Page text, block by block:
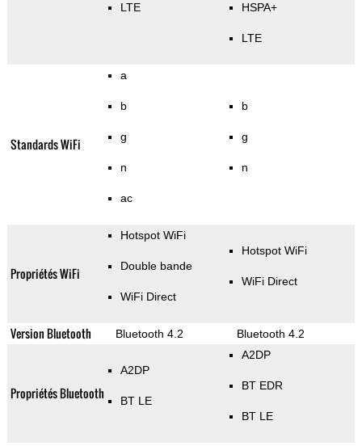
LTE HSPA+
LTE
Standards WiFi
a
b
g
n
ac
b
g
n
Propriétés WiFi
Hotspot WiFi
Double bande
WiFi Direct
Hotspot WiFi
WiFi Direct
Version Bluetooth Bluetooth 4.2 Bluetooth 4.2
Propriétés Bluetooth
A2DP
BT LE
A2DP
BT EDR
BT LE